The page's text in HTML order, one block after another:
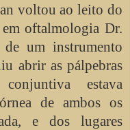
voltou ao leito do
oftalmologia Dr.
um instrumento
abrir as pálpebras
estava
de ambos os
e dos lugares